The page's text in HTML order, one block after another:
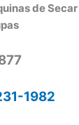
de Secar
1982